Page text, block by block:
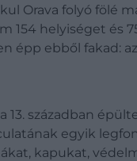
Orava folyó fölé
154 helyiséget és
épp ebből fakad:
13. században
egyik
kapukat,